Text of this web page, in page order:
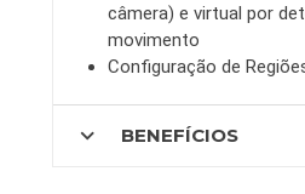
câmera) e virtual por
movimento
Configuração de
expand_more BENEFÍCIOS